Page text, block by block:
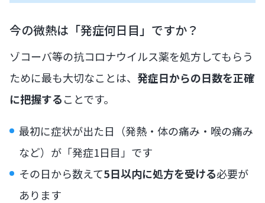
今の微熱は「発症何日目」ですか？
ゾコーバ等の抗コロナウイルス薬を処方してもらう
ために最も大切なことは、 発症日からの日数を正確
に把握することです。
最初に症状が出た日（発熱・体の痛み・喉の痛み
など）が「発症1日目」です
その日から数えて5日以内に処方を受ける必要が
あります